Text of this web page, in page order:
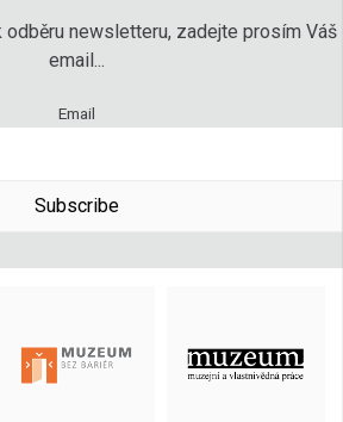
newsletteru, zadejte prosím Váš
email...
Email
Subscribe